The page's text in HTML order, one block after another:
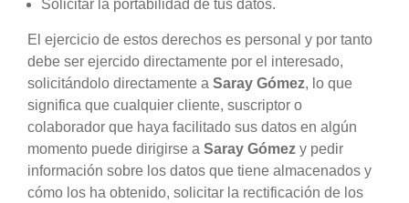
Solicitar la portabilidad de tus datos.
El ejercicio de estos derechos es personal y por tanto
debe ser ejercido directamente por el interesado,
solicitándolo directamente a Saray Gómez, lo que
significa que cualquier cliente, suscriptor o
colaborador que haya facilitado sus datos en algún
momento puede dirigirse a Saray Gómez y pedir
información sobre los datos que tiene almacenados y
cómo los ha obtenido, solicitar la rectificación de los